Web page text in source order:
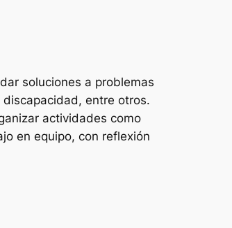
soluciones a problemas
entre otros.
actividades como
en equipo, con reflexión